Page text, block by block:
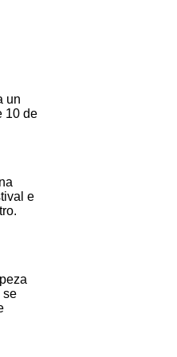
un
10 de
e
se